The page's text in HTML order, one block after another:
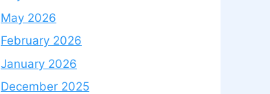
May 2026
February 2026
January 2026
December 2025